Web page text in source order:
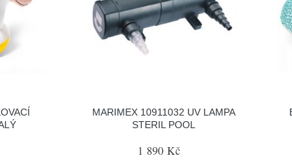
MARIMEX 10911032 UV LAMPA
STERIL POOL
1 890 Kč